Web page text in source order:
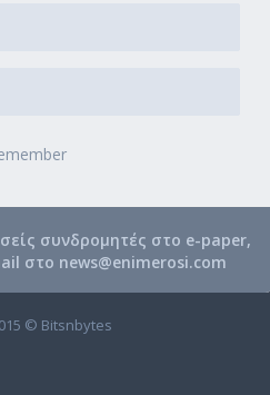
συνδρομητές στο e-paper,
στο news@enimerosi.com
© Bitsnbytes